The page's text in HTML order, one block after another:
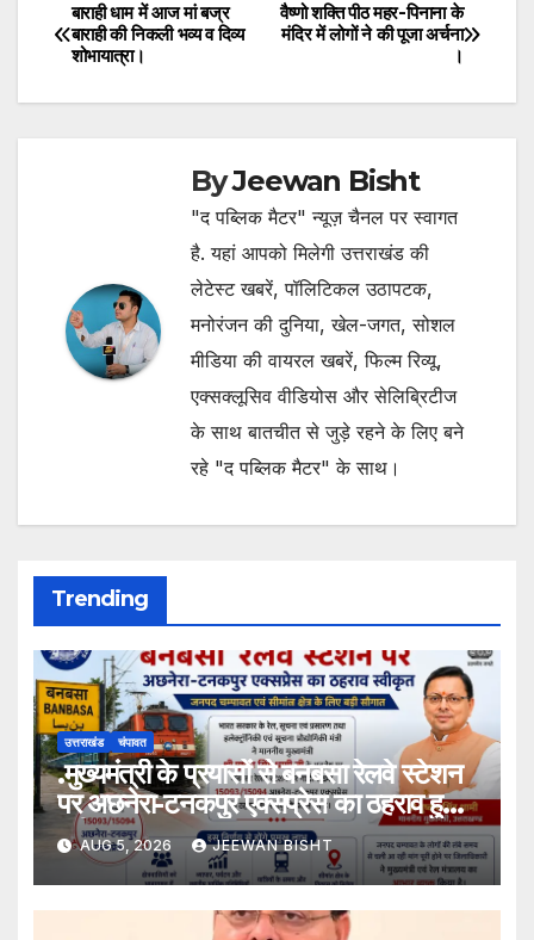
Post
navigation
वैष्णो शक्ति पीठ महर-पिनाना के
मंदिर में लोगों ने की पूजा अर्चना
।
बाराही धाम में आज मां बज्र
बाराही की निकली भव्य व दिव्य
शोभायात्रा।
ByJeewan Bisht
"द पब्लिक मैटर" न्यूज़ चैनल पर स्वागत
है. यहां आपको मिलेगी उत्तराखंड की
लेटेस्ट खबरें, पॉलिटिकल उठापटक,
मनोरंजन की दुनिया, खेल-जगत, सोशल
मीडिया की वायरल खबरें, फिल्म रिव्यू,
एक्सक्लूसिव वीडियोस और सेलिब्रिटीज
के साथ बातचीत से जुड़े रहने के लिए बने
रहे "द पब्लिक मैटर" के साथ।
Trending
उत्तराखंड चंपावत
.मुख्यमंत्री के प्रयासों से बनबसा रेलवे स्टेशन
पर अछनेरा-टनकपुर एक्सप्रेस का ठहराव हुआ
स्वीकृत
AUG 5, 2026 JEEWAN BISHT